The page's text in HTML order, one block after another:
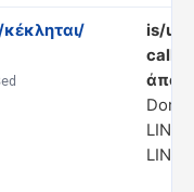
κέκληται/
is/
ἀπο)